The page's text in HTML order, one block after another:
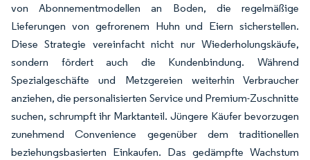
von Abonnementmodellen an Boden, die regelmäßige
Lieferungen von gefrorenem Huhn und Eiern sicherstellen.
Diese Strategie vereinfacht nicht nur Wiederholungskäufe,
sondern fördert auch die Kundenbindung. Während
Spezialgeschäfte und Metzgereien weiterhin Verbraucher
anziehen, die personalisierten Service und Premium-Zuschnitte
suchen, schrumpft ihr Marktanteil. Jüngere Käufer bevorzugen
zunehmend Convenience gegenüber dem traditionellen
beziehungsbasierten Einkaufen. Das gedämpfte Wachstum